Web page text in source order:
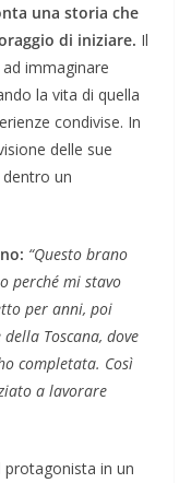
una storia che
di iniziare. Il
immaginare
la vita di quella
condivise. In
delle sue
un
“Questo brano
perché mi stavo
per anni, poi
Toscana, dove
completata. Così
a lavorare
in un